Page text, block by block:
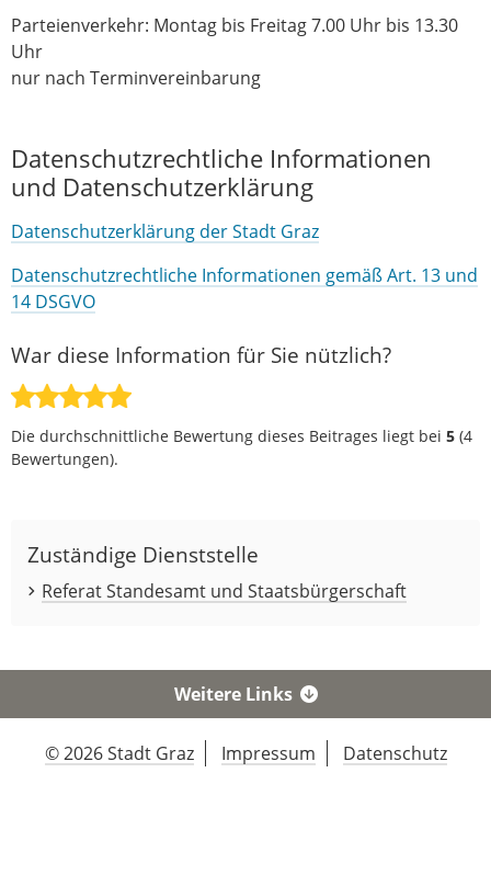
Parteienverkehr: Montag bis Freitag 7.00 Uhr bis 13.30
Uhr
nur nach Terminvereinbarung
Datenschutzrechtliche Informationen
und Datenschutzerklärung
Datenschutzerklärung der Stadt Graz
Datenschutzrechtliche Informationen gemäß Art. 13 und
14 DSGVO
War diese Information für Sie nützlich?
Die durchschnittliche Bewertung dieses Beitrages liegt bei 5 (4
Bewertungen).
Zuständige Dienststelle
Referat Standesamt und Staatsbürgerschaft
Weitere Links
© 2026 Stadt Graz Impressum Datenschutz